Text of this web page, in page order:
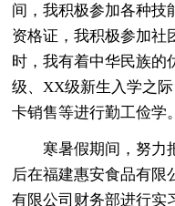
间，我积极参加各种技
资格证，我积极参加社
时，我有着中华民族的
级、XX级新生入学之
卡销售等进行勤工俭学。
寒暑假期间，努力
后在福建惠安食品有限
有限公司财务部进行实